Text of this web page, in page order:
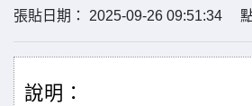
張貼日期： 2025-09-26 09:51:34 點
說明：